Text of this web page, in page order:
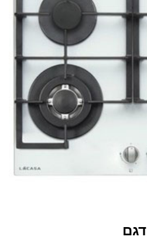
‏כיריים גז Lacasa דגם